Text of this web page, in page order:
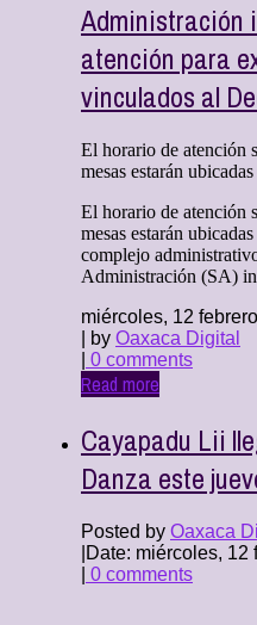
Administración
atención para
vinculados al
El horario de atención
mesas estarán
El horario de atención
mesas estarán
complejo
Administración (SA)
miércoles, 12
| by Oaxaca Digital
0 comments
Read more
Cayapadu Lii
Danza este
Posted by Oaxaca
Date: miércoles, 12
0 comments